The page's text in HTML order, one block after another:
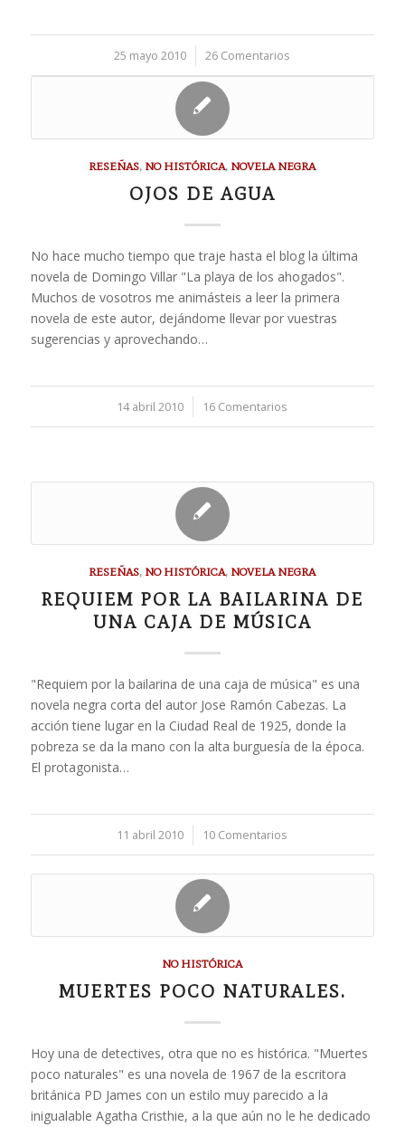
25 mayo 2010
/ 26 Comentarios
RESEÑAS, NO HISTÓRICA, NOVELA NEGRA
OJOS DE AGUA
No hace mucho tiempo que traje hasta el blog la última
novela de Domingo Villar "La playa de los ahogados".
Muchos de vosotros me animásteis a leer la primera
novela de este autor, dejándome llevar por vuestras
sugerencias y aprovechando…
14 abril 2010
/ 16 Comentarios
RESEÑAS, NO HISTÓRICA, NOVELA NEGRA
REQUIEM POR LA BAILARINA DE
UNA CAJA DE MÚSICA
"Requiem por la bailarina de una caja de música" es una
novela negra corta del autor Jose Ramón Cabezas. La
acción tiene lugar en la Ciudad Real de 1925, donde la
pobreza se da la mano con la alta burguesía de la época.
El protagonista…
11 abril 2010
/ 10 Comentarios
NO HISTÓRICA
MUERTES POCO NATURALES.
Hoy una de detectives, otra que no es histórica. "Muertes
poco naturales" es una novela de 1967 de la escritora
británica PD James con un estilo muy parecido a la
inigualable Agatha Cristhie, a la que aún no le he dedicado